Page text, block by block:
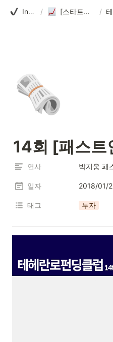
Introduction / [스타트업얼라이언스] 테헤란로펀딩클럽 /
🗞️
14회 [패스트
연사 박지웅 패
일자 2018/01/
태그 투자